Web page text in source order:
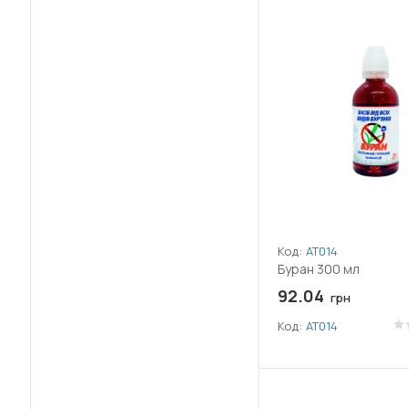
Код: АТ014
Буран 300 мл
92.04 грн
Код: АТ014